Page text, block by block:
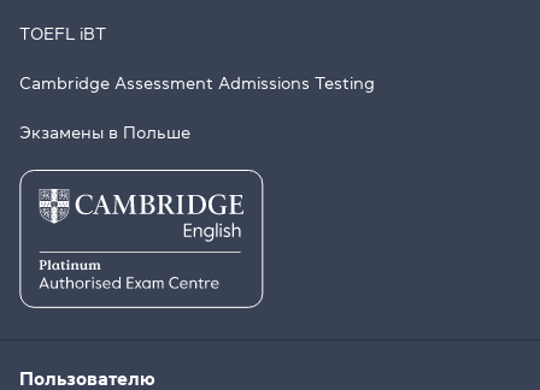
TOEFL iBT
Cambridge Assessment Admissions Testing
Экзамены в Польше
Пользователю